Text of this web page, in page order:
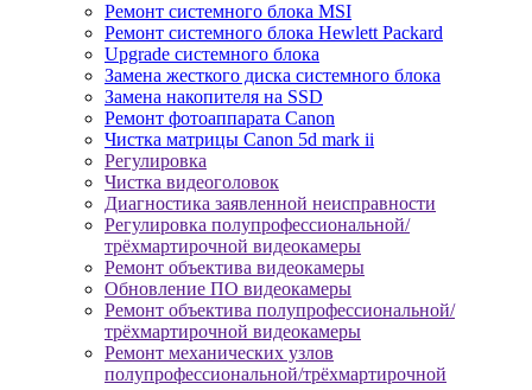
Ремонт системного блока MSI
Ремонт системного блока Hewlett Packard
Upgrade системного блока
Замена жесткого диска системного блока
Замена накопителя на SSD
Ремонт фотоаппарата Canon
Чистка матрицы Canon 5d mark ii
Регулировка
Чистка видеоголовок
Диагностика заявленной неисправности
Регулировка полупрофессиональной/
трёхмартирочной видеокамеры
Ремонт объектива видеокамеры
Обновление ПО видеокамеры
Ремонт объектива полупрофессиональной/
трёхмартирочной видеокамеры
Ремонт механических узлов
полупрофессиональной/трёхмартирочной